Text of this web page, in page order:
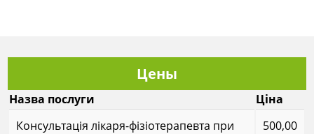
Цены
Назва послуги
Ціна
Консультація лікаря-фізіотерапевта при
500,00